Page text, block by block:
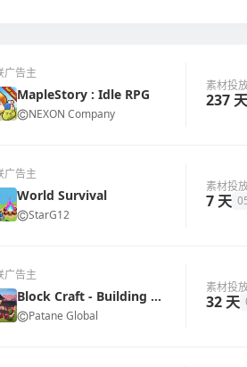
广告主
MapleStory : Idle RPG
NEXON Company
素材投
237 天
广告主
World Survival
StarG12
素材投
7 天
广告主
Block Craft - Building World
Patane Global
素材投
32 天